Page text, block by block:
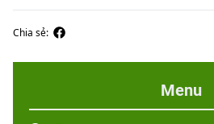
Chia sẻ:
Menu